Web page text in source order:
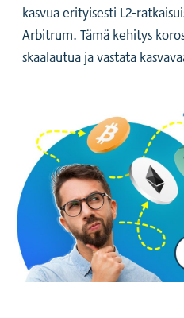
kasvua erityisesti L2-
Arbitrum. Tämä kehitys
skaalautua ja vastata